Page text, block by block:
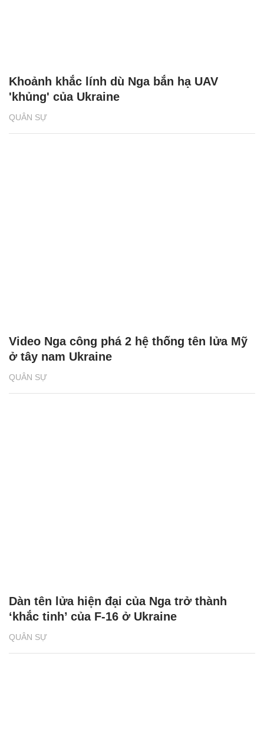
QUÂN SỰ
Khoảnh khắc lính dù Nga bắn hạ UAV
'khủng' của Ukraine
QUÂN SỰ
Video Nga công phá 2 hệ thống tên lửa Mỹ
ở tây nam Ukraine
QUÂN SỰ
Dàn tên lửa hiện đại của Nga trở thành
‘khắc tinh’ của F-16 ở Ukraine